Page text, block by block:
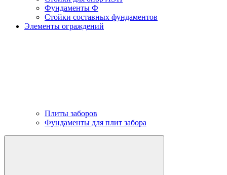
Фундаменты Ф
Стойки составных фундаментов
Элементы ограждений
Плиты заборов
Фундаменты для плит забора